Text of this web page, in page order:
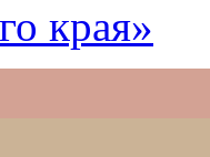
края»